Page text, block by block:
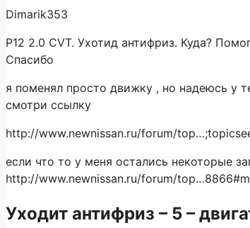
Dimarik353
P12 2.0 CVT. Ухотид антифриз. Куда?
Спасибо
я поменял просто движку , но надеюсь у
смотри ссылку
http://www.newnissan.ru/forum/
если что то у меня остались некоторые
http://www.newnissan.ru/forum/
Уходит антифриз – 5 –